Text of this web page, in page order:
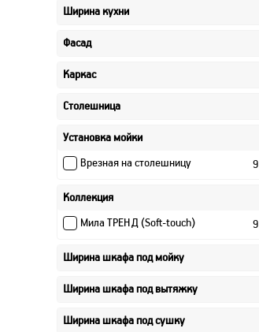
210 см
230 см
240 см
270 см
280 см
300 см
310 см
330 см
340 см
360 см
Ширина кухни
Фасад
Каркас
Столешница
Установка мойки
Врезная на столешницу
Коллекция
Мила ТРЕНД (Soft-touch)
Ширина шкафа под мойку
Ширина шкафа под вытяжку
Ширина шкафа под сушку